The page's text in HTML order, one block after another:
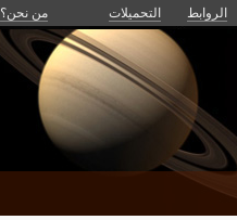
الروابط التحميلات من نحن؟